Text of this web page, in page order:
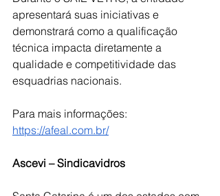
apresentará suas iniciativas e
demonstrará como a qualificação
técnica impacta diretamente a
qualidade e competitividade das
esquadrias nacionais.
Para mais informações:
https://afeal.com.br/
Ascevi – Sindicavidros